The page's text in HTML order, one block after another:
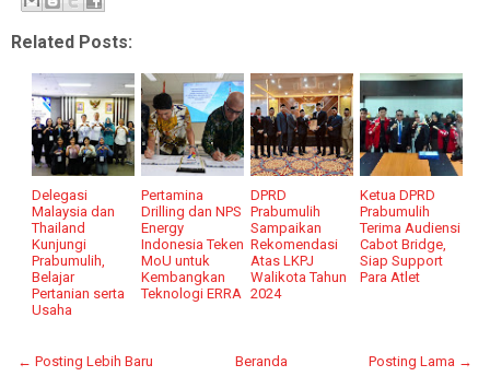
Related Posts:
Delegasi
Malaysia dan
Thailand
Kunjungi
Prabumulih,
Belajar
Pertanian serta
Usaha
Pertamina
Drilling dan NPS
Energy
Indonesia Teken
MoU untuk
Kembangkan
Teknologi ERRA
DPRD
Prabumulih
Sampaikan
Rekomendasi
Atas LKPJ
Walikota Tahun
2024
Ketua DPRD
Prabumulih
Terima Audiensi
Cabot Bridge,
Siap Support
Para Atlet
← Posting Lebih Baru Posting Lama →
Beranda